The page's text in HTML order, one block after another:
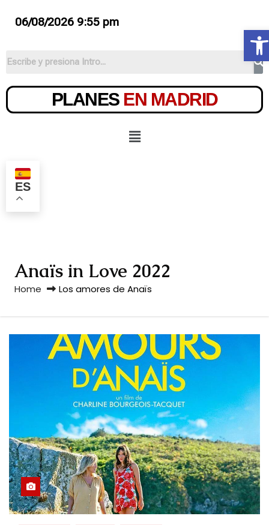
06/08/2026 9:55 pm
PLANES EN MADRID
ES
Anaïs in Love 2022
Home Los amores de Anaïs